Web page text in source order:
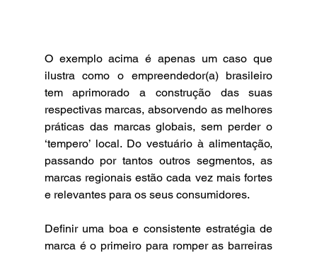
O exemplo acima é apenas um caso que
ilustra como o empreendedor(a) brasileiro
tem aprimorado a construção das suas
respectivas marcas, absorvendo as melhores
práticas das marcas globais, sem perder o
‘tempero’ local. Do vestuário à alimentação,
passando por tantos outros segmentos, as
marcas regionais estão cada vez mais fortes
e relevantes para os seus consumidores.
Definir uma boa e consistente estratégia de
marca é o primeiro para romper as barreiras